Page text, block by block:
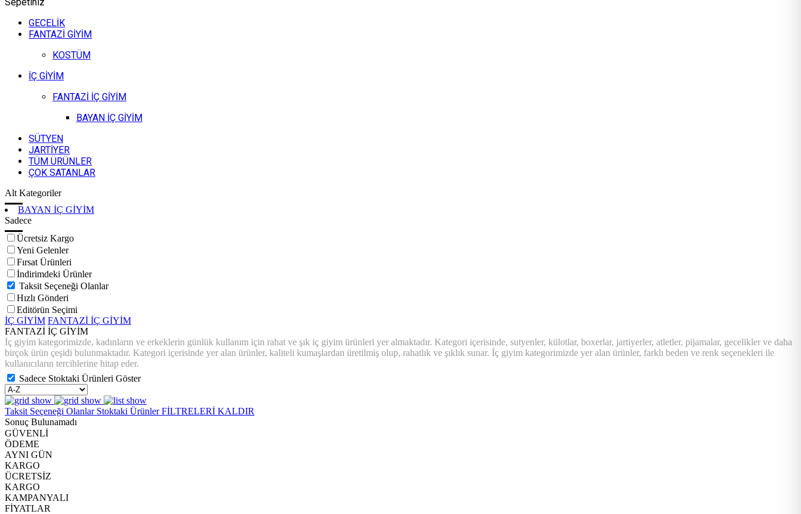
GECELİK
FANTAZİ GİYİM
KOSTÜM
İÇ GİYİM
FANTAZİ İÇ GİYİM
BAYAN İÇ GİYİM
SÜTYEN
JARTİYER
TÜM ÜRÜNLER
ÇOK SATANLAR
Alt Kategoriler
BAYAN İÇ GİYİM
Sadece
Ücretsiz Kargo
Yeni Gelenler
Fırsat Ürünleri
İndirimdeki Ürünler
Taksit Seçeneği Olanlar
Hızlı Gönderi
Editörün Seçimi
İÇ GİYİM FANTAZİ İÇ GİYİM
FANTAZİ İÇ GİYİM
İç giyim kategorimizde, kadınların ve erkeklerin günlük kullanım için rahat ve şık iç giyim ürünleri yer almaktadır. Kategori içerisinde, sutyenler, külotlar, boxerlar, jartiyerler, atletler, pijamalar, gecelikler ve daha
birçok ürün çeşidi bulunmaktadır. Kategori içerisinde yer alan ürünler, kaliteli kumaşlardan üretilmiş olup, rahatlık ve şıklık sunar. İç giyim kategorimizde yer alan ürünler, farklı beden ve renk seçenekleri ile
kullanıcıların tercihlerine hitap eder.
Sadece Stoktaki Ürünleri Göster
Taksit Seçeneği Olanlar Stoktaki ÜrünlerFİLTRELERİ KALDIR
Sonuç Bulunamadı
GÜVENLİ
ÖDEME
AYNI GÜN
KARGO
ÜCRETSİZ
KARGO
KAMPANYALI
FİYATLAR